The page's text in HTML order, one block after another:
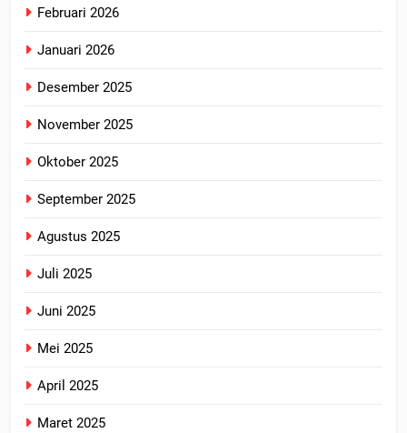
Februari 2026
Januari 2026
Desember 2025
November 2025
Oktober 2025
September 2025
Agustus 2025
Juli 2025
Juni 2025
Mei 2025
April 2025
Maret 2025